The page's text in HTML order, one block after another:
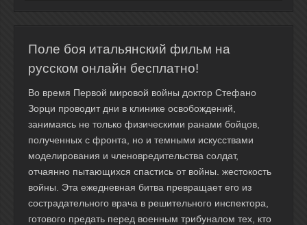
Поле боя итальянский фильм на
русском онлайн бесплатно!
Во время Первой мировой войны доктор Стефано
Зорци проводит дни в клинике освобождений,
занимаясь не только физическими ранами бойцов,
полученных с фронта, но и темными искусствами
моделирования и членовредительства солдат,
отчаянно пытающихся спастись от войны. жестокость
войны. Эта ежедневная битва превращает его из
сострадательного врача в решительного инспектора,
готового предать перед военным трибуналом тех, кто